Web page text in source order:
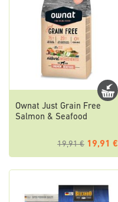
Ownat Just Grain Free
Salmon & Seafood
19,91 € 19,91 €